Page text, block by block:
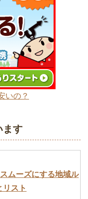
いの？
ます
ムーズにする地域ル
リスト